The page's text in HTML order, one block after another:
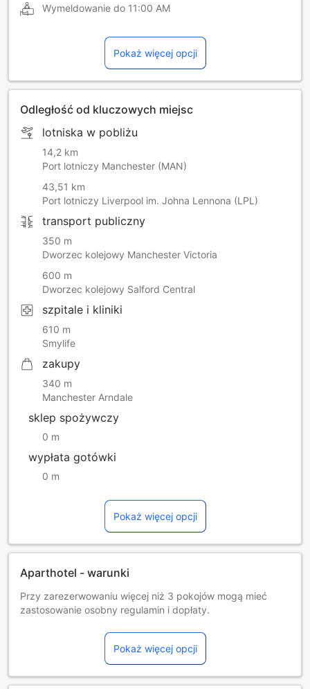
węgierski wietnamski
Wymeldowanie do 11:00 AM
Pokaż więcej opcji
Odległość od kluczowych miejsc
lotniska w pobliżu
14,2 km
Port lotniczy Manchester (MAN)
43,51 km
Port lotniczy Liverpool im. Johna Lennona (LPL)
transport publiczny
350 m
Dworzec kolejowy Manchester Victoria
600 m
Dworzec kolejowy Salford Central
szpitale i kliniki
610 m
Smylife
zakupy
340 m
Manchester Arndale
sklep spożywczy
0 m
wypłata gotówki
0 m
Pokaż więcej opcji
Aparthotel - warunki
Przy zarezerwowaniu więcej niż 3 pokojów mogą mieć
zastosowanie osobny regulamin i dopłaty.
apartamentach i/lub miejscach ogólnodostępnych będę
przechowywane przez najwyżej miesiąc (do 30 dni) od
dnia wyjazdu. Jeśli nie zostaną odebrane we wskazanym
czasie, zostaną przekazane organizacji charytatywnej.
Pokaż więcej opcji